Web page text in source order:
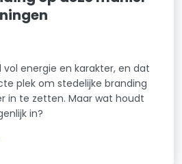
energie en karakter, en dat
plek om stedelijke branding
in te zetten. Maar wat houdt
in?